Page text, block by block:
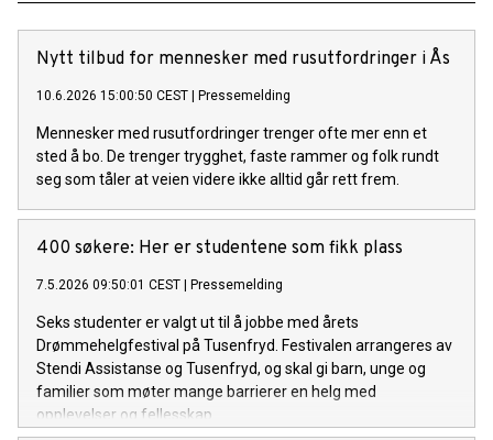
Nytt tilbud for mennesker med rusutfordringer i Ås
10.6.2026 15:00:50 CEST | Pressemelding
Mennesker med rusutfordringer trenger ofte mer enn et
sted å bo. De trenger trygghet, faste rammer og folk rundt
seg som tåler at veien videre ikke alltid går rett frem.
400 søkere: Her er studentene som fikk plass
7.5.2026 09:50:01 CEST | Pressemelding
Seks studenter er valgt ut til å jobbe med årets
Drømmehelgfestival på Tusenfryd. Festivalen arrangeres av
Stendi Assistanse og Tusenfryd, og skal gi barn, unge og
familier som møter mange barrierer en helg med
opplevelser og fellesskap.